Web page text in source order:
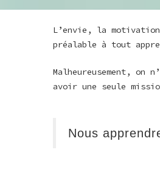
L’envie, la
préalable à tout
Malheureusement, on
avoir une seule
Nous